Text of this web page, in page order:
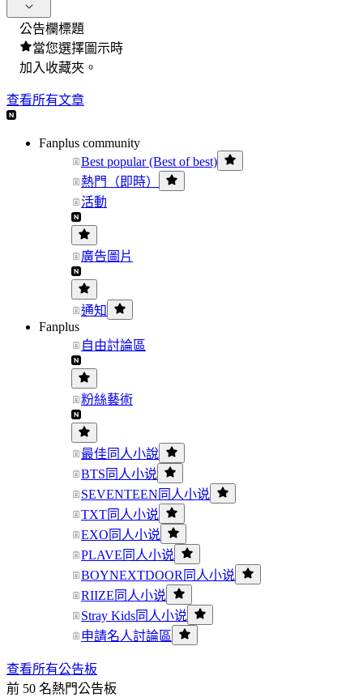
公告欄標題
當您選擇圖示時
加入收藏夾。
查看所有文章
Fanplus community
Best popular (Best of best)
熱門（即時）
活動
廣告圖片
通知
Fanplus
自由討論區
粉絲藝術
最佳同人小說
BTS同人小说
SEVENTEEN同人小说
TXT同人小说
EXO同人小说
PLAVE同人小说
BOYNEXTDOOR同人小说
RIIZE同人小说
Stray Kids同人小说
申請名人討論區
查看所有公告板
前 50 名熱門公告板